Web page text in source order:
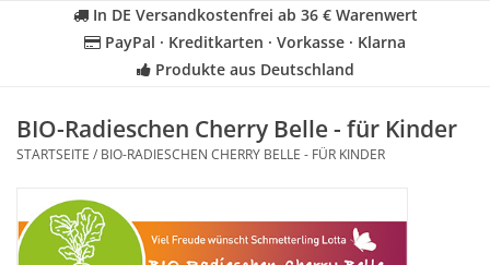
Kräuter
Für Kinder
In DE Versandkostenfrei ab 36 € Warenwert
PayPal · Kreditkarten · Vorkasse · Klarna
Produkte aus Deutschland
BIO-Radieschen Cherry Belle - für Kinder
STARTSEITE / BIO-RADIESCHEN CHERRY BELLE - FÜR KINDER